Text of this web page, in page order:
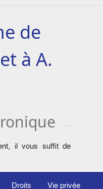
de
à A.
il vous suffit de
Droits Vie privée